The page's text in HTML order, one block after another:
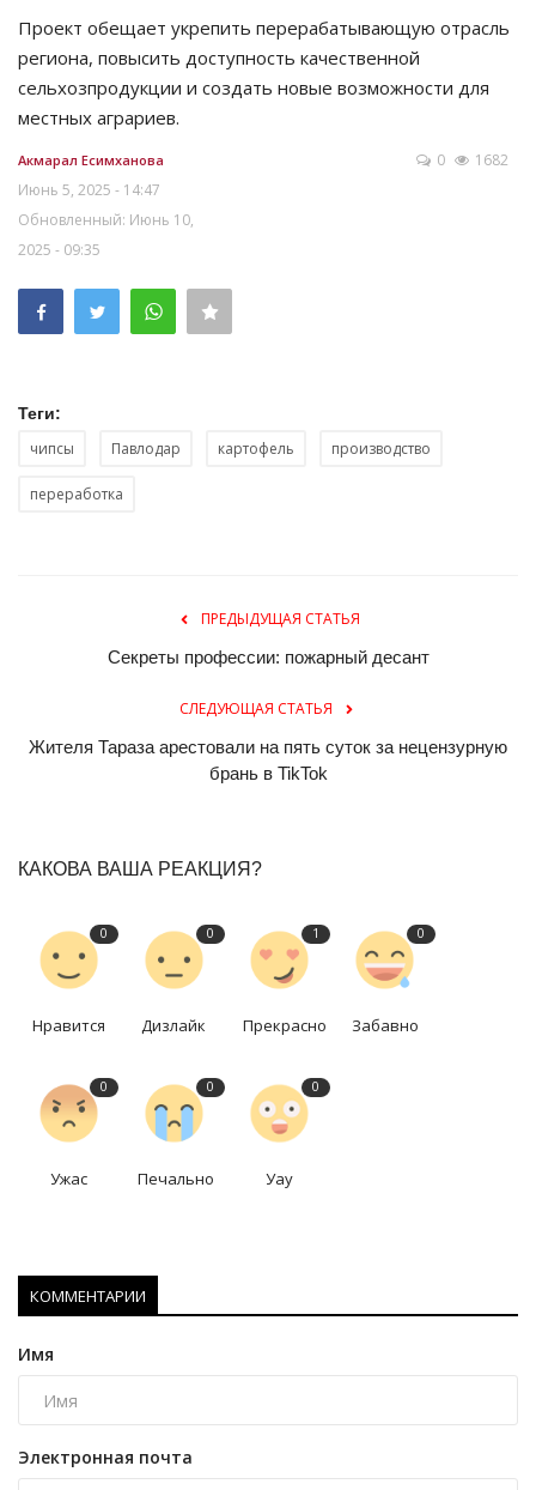
Проект обещает укрепить перерабатывающую отрасль
региона, повысить доступность качественной
сельхозпродукции и создать новые возможности для
местных аграриев.
Акмарал Есимханова
Июнь 5, 2025 - 14:47
Обновленный: Июнь 10,
2025 - 09:35
0 1682
Теги:
чипсы Павлодар картофель производство
переработка
ПРЕДЫДУЩАЯ СТАТЬЯ
Секреты профессии: пожарный десант
СЛЕДУЮЩАЯ СТАТЬЯ
Жителя Тараза арестовали на пять суток за нецензурную
брань в TikTok
КАКОВА ВАША РЕАКЦИЯ?
0
Нравится
0
Дизлайк
1
Прекрасно
0
Забавно
0
Ужас
0
Печально
0
Уау
КОММЕНТАРИИ
Имя
Электронная почта